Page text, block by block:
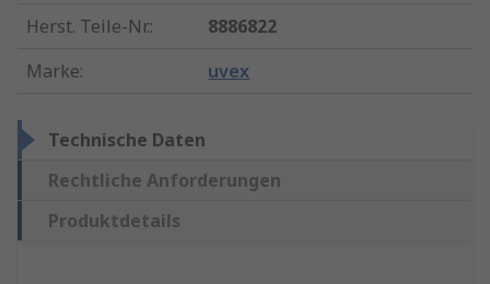
Herst. Teile-Nr.:
8886822
Marke: uvex
Technische Daten
Rechtliche Anforderungen
Produktdetails